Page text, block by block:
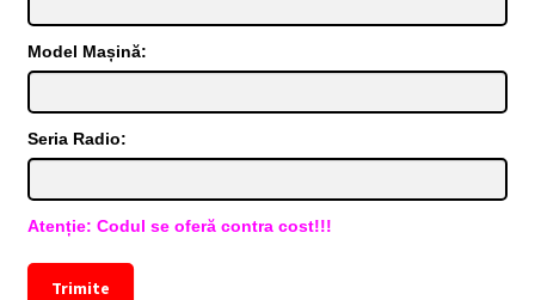
Model Mașină:
Seria Radio:
Atenție: Codul se oferă contra cost!!!
Trimite